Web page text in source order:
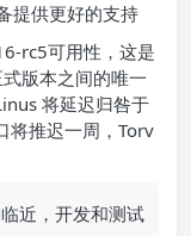
rc5可用性 ，这是
版本之间的唯一
将延迟归咎于
将推迟一周，Torv
近，开发和测试